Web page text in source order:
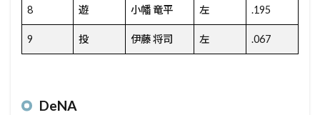
8 遊 小幡 竜平 左 .195
9 投 伊藤 将司 左 .067
DeNA